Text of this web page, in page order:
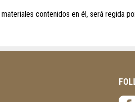
contenidos en él, será regida